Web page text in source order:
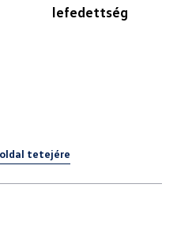
lefedettség
tetejére